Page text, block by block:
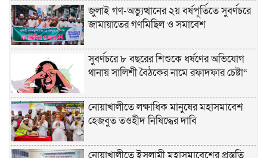
জুলাই গণ-অভ্যুত্থানের ২য় বর্ষপূর্তিতে সুবর্ণচরে
জামায়াতের গণমিছিল ও সমাবেশ
সুবর্ণচরে ৮ বছরের শিশুকে ধর্ষণের অভিযোগ
থানায় সালিশী বৈঠকের নামে রফাদফার চেষ্টা“
নোয়াখালীতে লক্ষাধিক মানুষের মহাসমাবেশ
হেজবুত তওহীদ নিষিদ্ধের দাবি
নোয়াখালীতে ইসলামী মহাসমাবেশের প্রস্তুতি